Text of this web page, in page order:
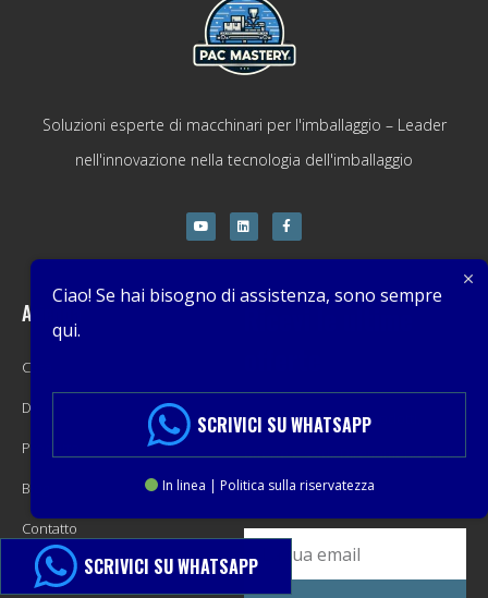
Soluzioni esperte di macchinari per l'imballaggio – Leader
nell'innovazione nella tecnologia dell'imballaggio
Azienda
Casa
Di
Prodotto
Blog
Contatto
Promozioni, nuovi prodotti,
offerte e saldi. Direttamente nella
tua casella di posta.
Ciao! Se hai bisogno di assistenza, sono sempre
qui.
SCRIVICI SU WHATSAPP
In linea | Politica sulla riservatezza
SCRIVICI SU WHATSAPP